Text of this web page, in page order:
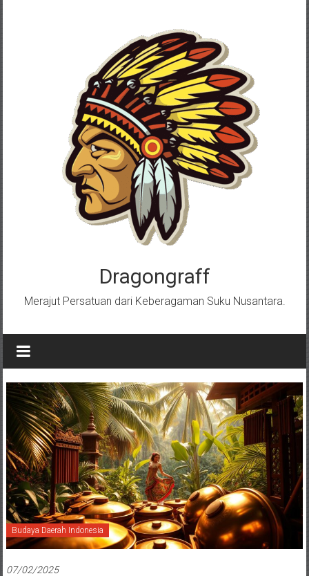
Dragongraff
Merajut Persatuan dari Keberagaman Suku Nusantara.
Budaya Daerah Indonesia
07/02/2025